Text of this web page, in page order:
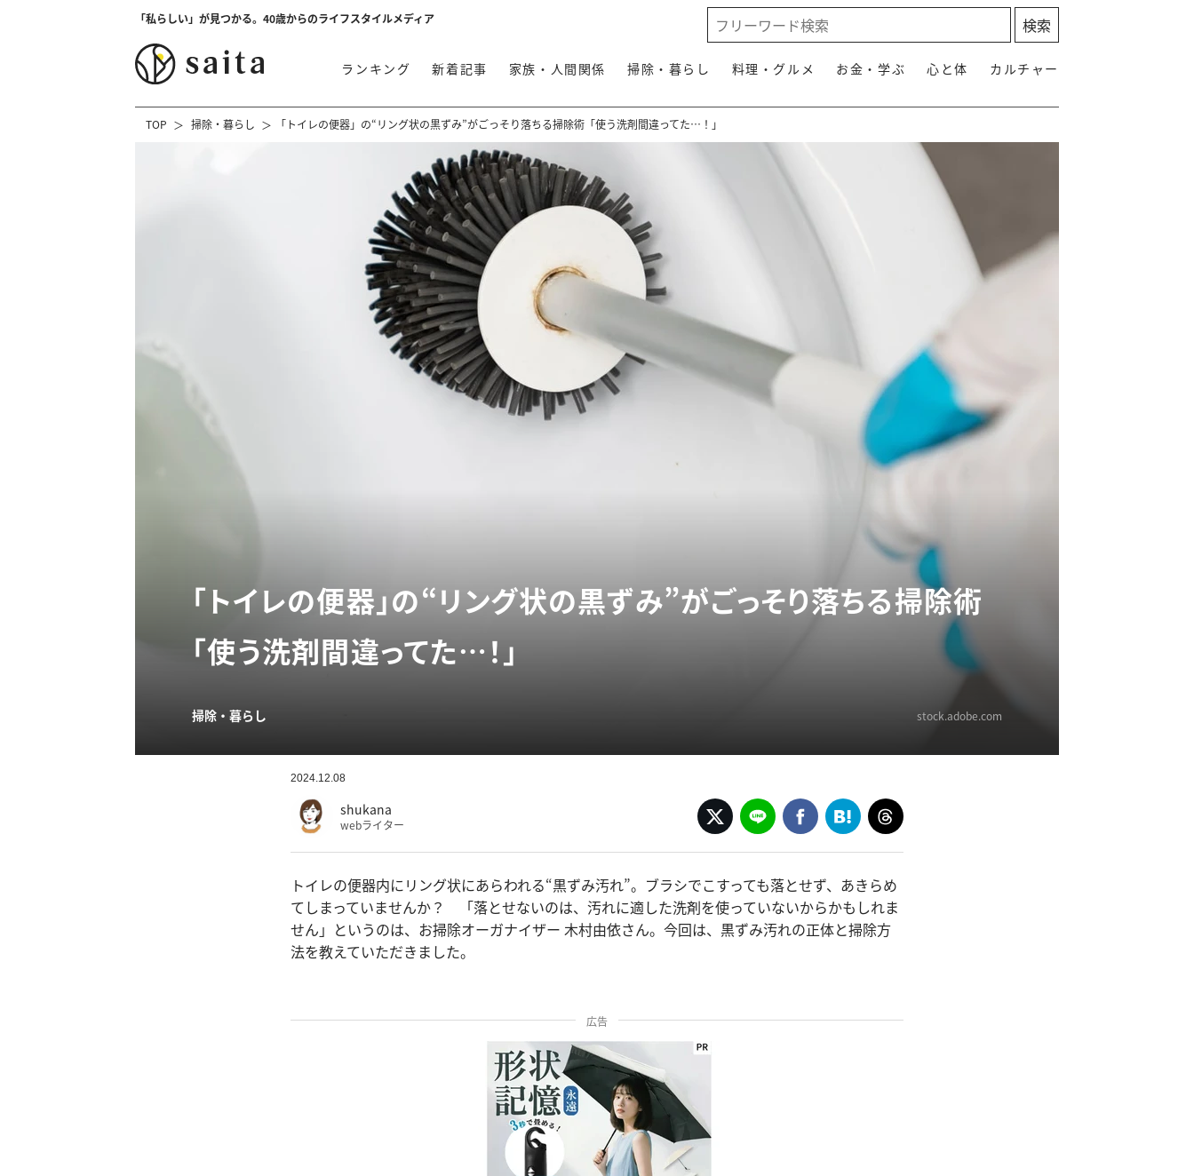
「私らしい」が見つかる。40歳からのライフスタイルメディア
ランキング 新着記事 家族・人間関係 掃除・暮らし 料理・グルメ お金・学ぶ 心と体 カルチャー
TOP 掃除・暮らし 「トイレの便器」の“リング状の黒ずみ”がごっそり落ちる掃除術「使う洗剤間違ってた…！」
「トイレの便器」の“リング状の黒ずみ”がごっそり落ちる掃除術
「使う洗剤間違ってた…！」
掃除・暮らし stock.adobe.com
2024.12.08
shukana
webライター
トイレの便器内にリング状にあらわれる“黒ずみ汚れ”。ブラシでこすっても落とせず、あきらめ
てしまっていませんか？ 「落とせないのは、汚れに適した洗剤を使っていないからかもしれま
せん」というのは、お掃除オーガナイザー 木村由依さん。今回は、黒ずみ汚れの正体と掃除方
法を教えていただきました。
広告